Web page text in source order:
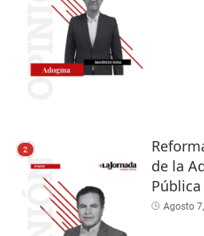
2
de la
Agosto